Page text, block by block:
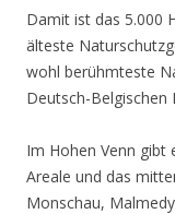
Damit ist das 5.000
älteste
wohl berühmteste
Deutsch-Belgischen
Im Hohen Venn gibt
Areale und das
Monschau,